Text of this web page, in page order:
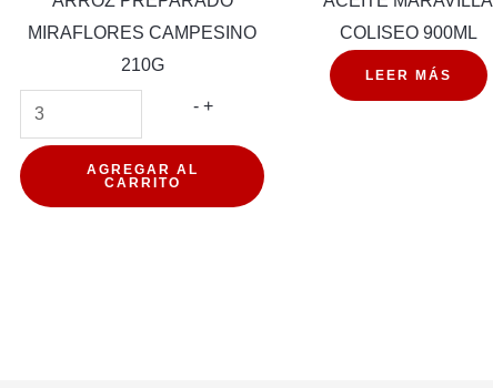
MIRAFLORES CAMPESINO
210G
- ARROZ
MIRAFLORES
CAMPESINO
+
AGREGAR AL
CARRITO
COLISEO 900ML
LEER MÁS